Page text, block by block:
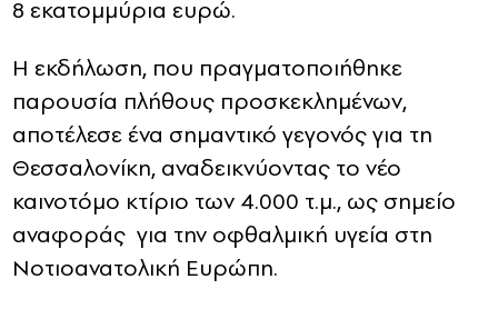
8 εκατομμύρια ευρώ.
Η εκδήλωση, που πραγματοποιήθηκε
παρουσία πλήθους προσκεκλημένων,
αποτέλεσε ένα σημαντικό γεγονός για τη
Θεσσαλονίκη, αναδεικνύοντας το νέο
καινοτόμο κτίριο των 4.000 τ.μ., ως σημείο
αναφοράς για την οφθαλμική υγεία στη
Νοτιοανατολική Ευρώπη.